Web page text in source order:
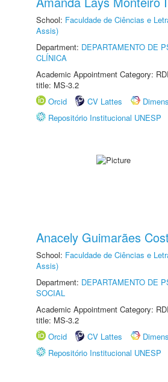
School: Faculdade de Ciências e
Assis)
Department: DEPARTAMENTO DE
CLÍNICA
Academic Appointment Category:
title: MS-3.2
Orcid
CV Lattes
Repositório Institucional UNESP
Anacely Guimarães
School: Faculdade de Ciências e
Assis)
Department: DEPARTAMENTO DE
SOCIAL
Academic Appointment Category:
title: MS-3.2
Orcid
CV Lattes
Repositório Institucional UNESP